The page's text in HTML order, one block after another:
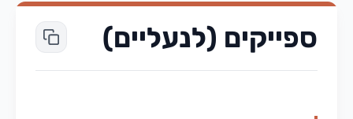
ספייקים (לנעליים)